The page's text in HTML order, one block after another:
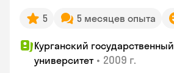
5 5 месяцев опыта
Курганский государственный
университет • 2009 г.